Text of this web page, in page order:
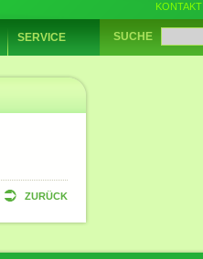
KONTAKT
SERVICE SUCHE
ZURÜCK